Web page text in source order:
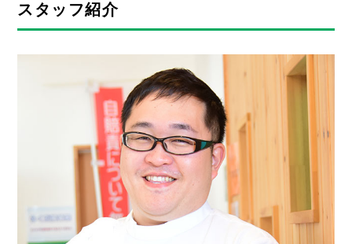
スタッフ紹介